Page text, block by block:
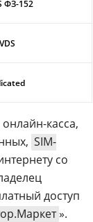
ФЗ-152
касса,
SIM-
со
доступ
».